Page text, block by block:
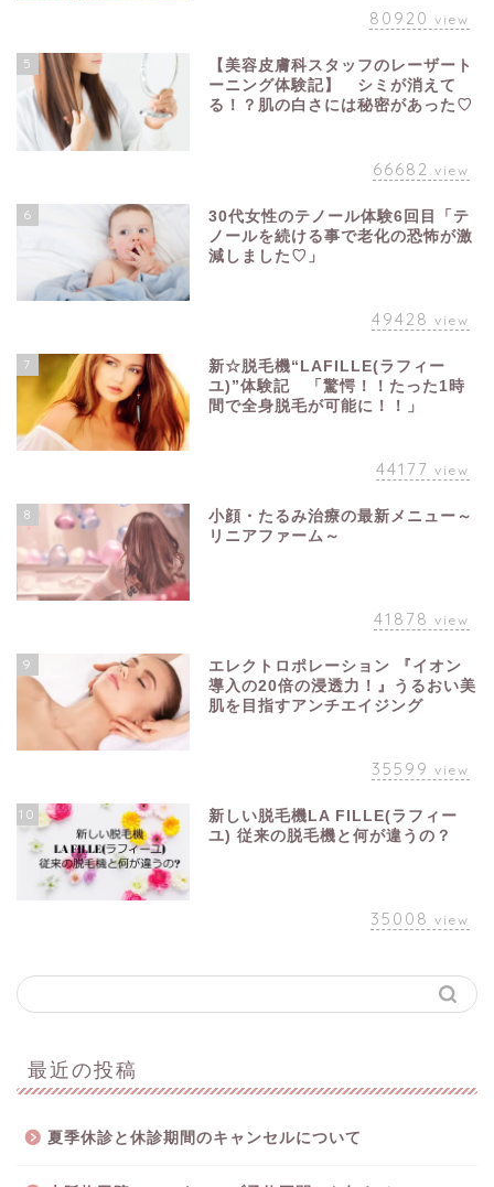
80920 view
5
【美容皮膚科スタッフのレーザート
ーニング体験記】 シミが消えて
る！？肌の白さには秘密があった♡
66682 view
6
30代女性のテノール体験6回目「テ
ノールを続ける事で老化の恐怖が激
減しました♡」
49428 view
7
新☆脱毛機“LAFILLE(ラフィー
ユ)”体験記 「驚愕！！たった1時
間で全身脱毛が可能に！！」
44177 view
8
小顔・たるみ治療の最新メニュー～
リニアファーム～
41878 view
9
エレクトロポレーション 『イオン
導入の20倍の浸透力！』うるおい美
肌を目指すアンチエイジング
35599 view
10
新しい脱毛機LA FILLE(ラフィー
ユ) 従来の脱毛機と何が違うの？
35008 view
最近の投稿
夏季休診と休診期間のキャンセルについて